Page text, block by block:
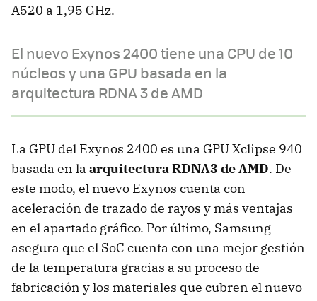
A520 a 1,95 GHz.
El nuevo Exynos 2400 tiene una CPU de 10
núcleos y una GPU basada en la
arquitectura RDNA 3 de AMD
La GPU del Exynos 2400 es una GPU Xclipse 940
basada en la arquitectura RDNA3 de AMD. De
este modo, el nuevo Exynos cuenta con
aceleración de trazado de rayos y más ventajas
en el apartado gráfico. Por último, Samsung
asegura que el SoC cuenta con una mejor gestión
de la temperatura gracias a su proceso de
fabricación y los materiales que cubren el nuevo